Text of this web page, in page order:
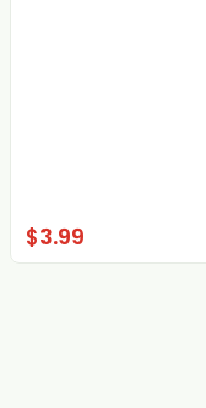
$3.99